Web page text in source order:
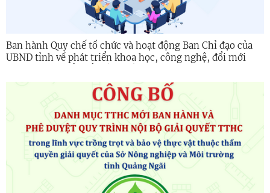
Ban hành Quy chế tổ chức và hoạt động Ban Chỉ đạo của
UBND tỉnh về phát triển khoa học, công nghệ, đổi mới